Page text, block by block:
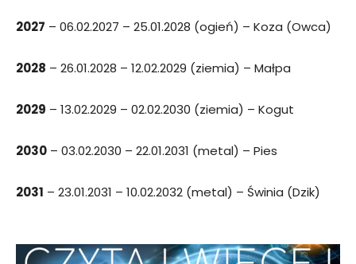
2027 – 06.02.2027 – 25.01.2028 (ogień) – Koza (Owca)
2028 – 26.01.2028 – 12.02.2029 (ziemia) – Małpa
2029 – 13.02.2029 – 02.02.2030 (ziemia) – Kogut
2030 – 03.02.2030 – 22.01.2031 (metal) – Pies
2031 – 23.01.2031 – 10.02.2032 (metal) – Świnia (Dzik)